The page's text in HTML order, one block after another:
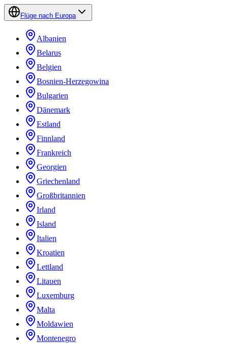
Flüge nach Europa
Albanien
Belarus
Belgien
Bosnien-Herzegowina
Bulgarien
Dänemark
Estland
Finnland
Frankreich
Georgien
Griechenland
Großbritannien
Irland
Island
Italien
Kroatien
Lettland
Litauen
Luxemburg
Malta
Moldawien
Montenegro